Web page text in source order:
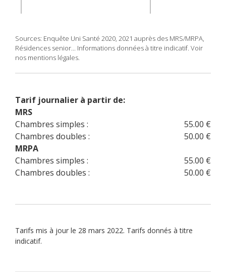
Sources: Enquête Uni Santé 2020, 2021 auprès des MRS/MRPA,
Résidences senior... Informations données à titre indicatif. Voir
nos mentions légales.
Tarif journalier à partir de:
MRS
Chambres simples :
55.00 €
Chambres doubles :
50.00 €
MRPA
Chambres simples :
55.00 €
Chambres doubles :
50.00 €
Tarifs mis à jour le 28 mars 2022. Tarifs donnés à titre
indicatif.